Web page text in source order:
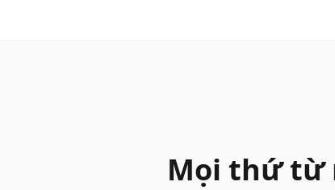
Mọi thứ từ